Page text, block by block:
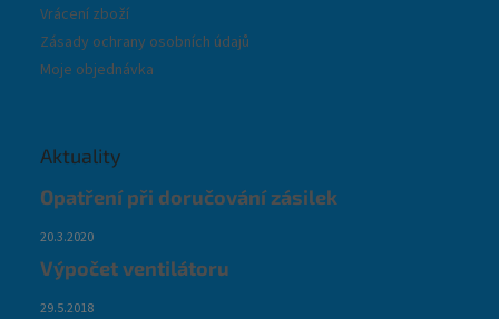
Vrácení zboží
Zásady ochrany osobních údajů
Moje objednávka
Aktuality
Opatření při doručování zásilek
20.3.2020
Výpočet ventilátoru
29.5.2018